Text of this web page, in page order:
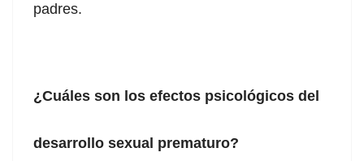
padres.
¿Cuáles son los efectos psicológicos del
desarrollo sexual prematuro?